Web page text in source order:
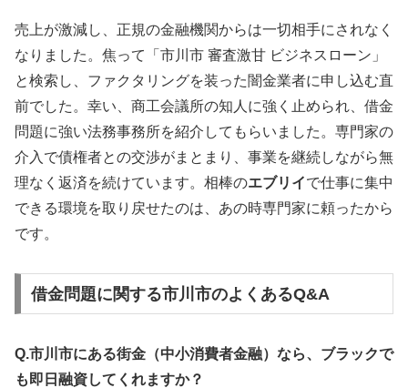
売上が激減し、正規の金融機関からは一切相手にされなく
なりました。焦って「市川市 審査激甘 ビジネスローン」
と検索し、ファクタリングを装った闇金業者に申し込む直
前でした。幸い、商工会議所の知人に強く止められ、借金
問題に強い法務事務所を紹介してもらいました。専門家の
介入で債権者との交渉がまとまり、事業を継続しながら無
理なく返済を続けています。相棒のエブリイで仕事に集中
できる環境を取り戻せたのは、あの時専門家に頼ったから
です。
借金問題に関する市川市のよくあるQ&A
Q.市川市にある街金（中小消費者金融）なら、ブラックで
も即日融資してくれますか？